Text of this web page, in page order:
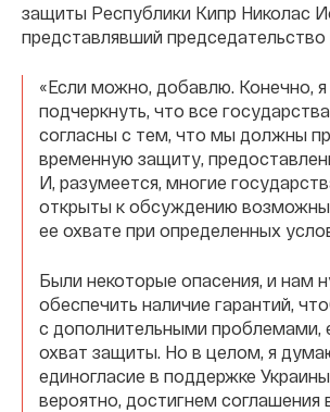
защиты Республики Кипр Николас
представлявший
«Если можно, добавлю. Конечно,
подчеркнуть, что все
согласны с тем, что мы должны
временную защиту,
И, разумеется, многие
открыты к обсуждению
ее охвате при определенных
Были некоторые опасения, и нам
обеспечить наличие гарантий,
с дополнительными проблемами,
охват защиты. Но в целом, я
единогласие в поддержке
вероятно, достигнем соглашения